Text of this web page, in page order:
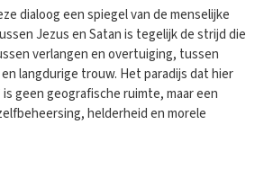
dialoog een spiegel van de menselijke
Jezus en Satan is tegelijk de strijd die
verlangen en overtuiging, tussen
langdurige trouw. Het paradijs dat hier
geen geografische ruimte, maar een
helderheid en morele